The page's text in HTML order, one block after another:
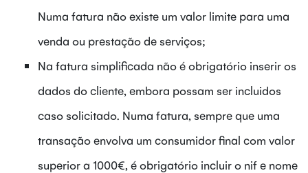
Numa fatura não existe um valor limite para uma
venda ou prestação de serviços;
Na fatura simplificada não é obrigatório inserir os
dados do cliente, embora possam ser incluidos
caso solicitado. Numa fatura, sempre que uma
transação envolva um consumidor final com valor
superior a 1000€, é obrigatório incluir o nif e nome